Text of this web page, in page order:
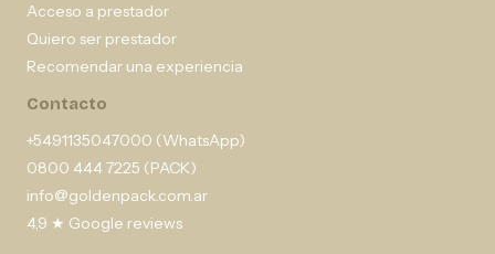
Acceso a prestador
Quiero ser prestador
Recomendar una experiencia
Contacto
+5491135047000 (WhatsApp)
0800 444 7225 (PACK)
info@goldenpack.com.ar
4,9 ★ Google reviews